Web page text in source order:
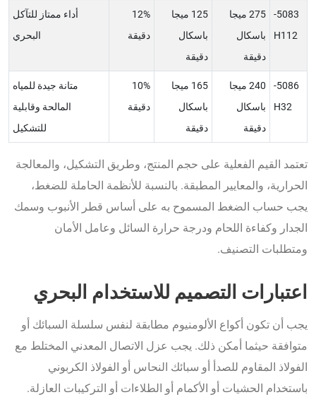
5083-
H112
275 ميجا
باسكال
دقيقة
125 ميجا
باسكال
دقيقة
12%
دقيقة
أداء ممتاز للتآكل
البحري
5086-
H32
240 ميجا
باسكال
دقيقة
165 ميجا
باسكال
دقيقة
10%
دقيقة
متانة جيدة للمياه
المالحة وقابلية
للتشكيل
تعتمد القيم الفعلية على حجم المنتج، وطريق التشكيل، والمعالجة
الحرارية، والمعايير المطبقة. بالنسبة للأنظمة الحاملة للضغط،
يجب حساب الضغط المسموح به على أساس قطر الأنبوب وسمك
الجدار وكفاءة اللحام ودرجة حرارة السائل وعامل الأمان
ومتطلبات التصنيف.
اعتبارات التصميم للاستخدام البحري
يجب أن تكون أكواع الألومنيوم مطابقة لنفس سلسلة السبائك أو
متوافقة حيثما أمكن ذلك. يجب عزل الاتصال المعدني المختلط مع
الفولاذ المقاوم للصدأ أو سبائك النحاس أو الفولاذ الكربوني
باستخدام الحشيات أو الأكمام أو الطلاءات أو التركيبات العازلة.